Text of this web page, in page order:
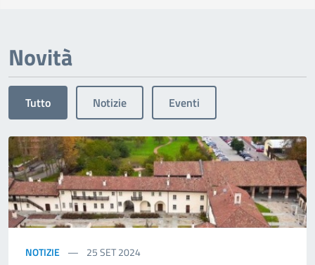
Novità
Tutto Notizie Eventi
NOTIZIE 25SET 2024